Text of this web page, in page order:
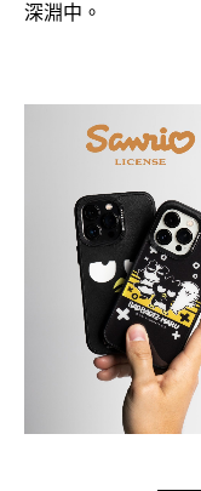
深淵中。